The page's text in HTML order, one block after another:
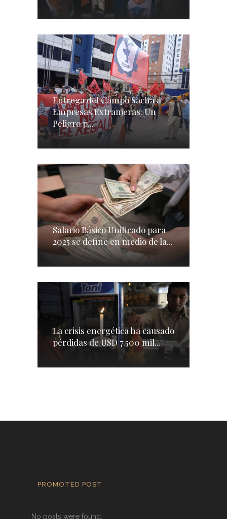
Entrega del Campo Sacha a
Empresas Extranjeras: Un
Peligro p...
Salario Básico Unificado para
2025 se define en medio de la...
La crisis energética ha causado
pérdidas de USD 7.500 mil...
PROMOTED POST
No posts were found.